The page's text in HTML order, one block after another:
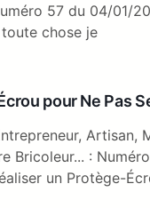
57 du 04/01/
chose je
pour Ne Pas
Artisan,
Bricoleur... :
un Protège-